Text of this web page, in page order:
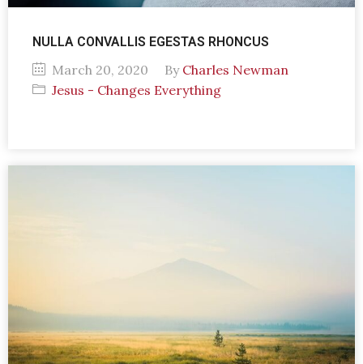
NULLA CONVALLIS EGESTAS RHONCUS
March 20, 2020 By Charles Newman
Jesus - Changes Everything